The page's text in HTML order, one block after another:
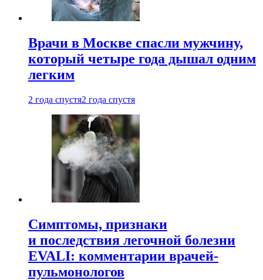
Врачи в Москве спасли мужчину,
который четыре года дышал одним
легким
2 года спустя2 года спустя
Симптомы, признаки
и последствия легочной болезни
EVALI: комментарии врачей-
пульмонологов